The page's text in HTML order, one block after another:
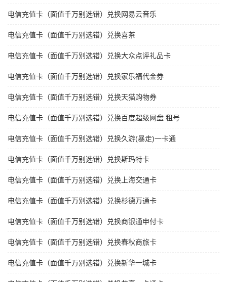
电信充值卡（面值千万别选错）兑换网易云音乐
电信充值卡（面值千万别选错）兑换喜茶
电信充值卡（面值千万别选错）兑换大众点评礼品卡
电信充值卡（面值千万别选错）兑换家乐福代金券
电信充值卡（面值千万别选错）兑换天猫购物券
电信充值卡（面值千万别选错）兑换百度超级网盘 租号
电信充值卡（面值千万别选错）兑换久游(暴走)一卡通
电信充值卡（面值千万别选错）兑换斯玛特卡
电信充值卡（面值千万别选错）兑换上海交通卡
电信充值卡（面值千万别选错）兑换杉德万通卡
电信充值卡（面值千万别选错）兑换商银通申付卡
电信充值卡（面值千万别选错）兑换春秋商旅卡
电信充值卡（面值千万别选错）兑换新华一城卡